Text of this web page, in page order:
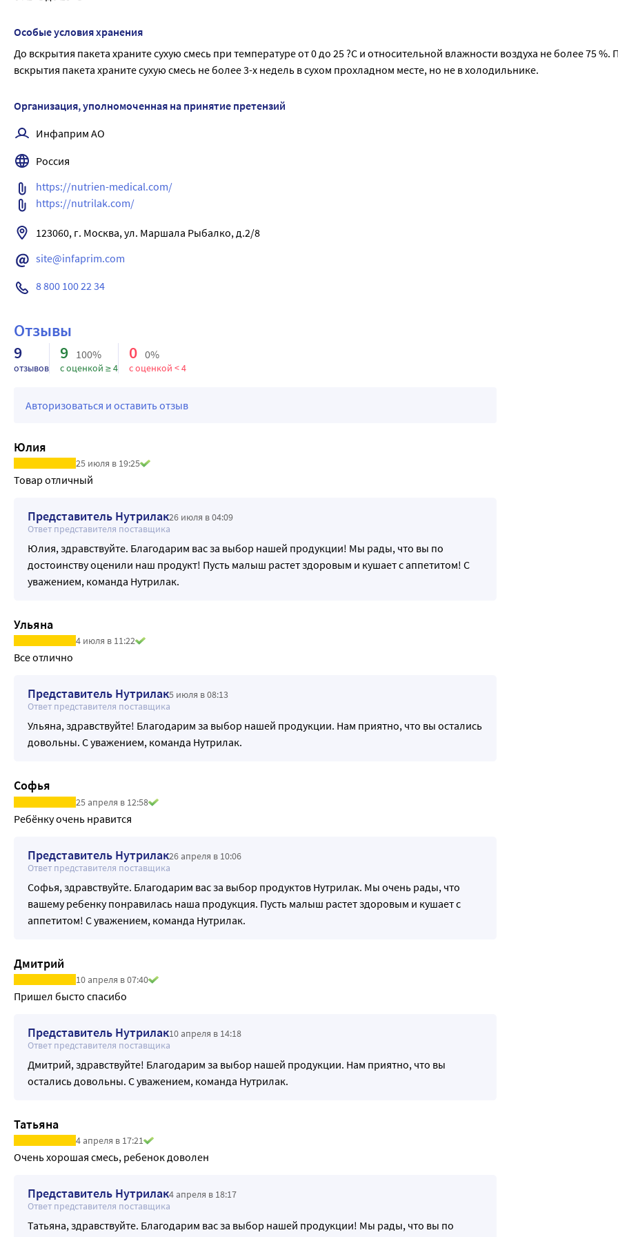
Особые условия хранения
До вскрытия пакета храните сухую смесь при температуре от 0 до 25 ?С и относительной влажности воздуха не более 75 %.
вскрытия пакета храните сухую смесь не более 3-х недель в сухом прохладном месте, но не в холодильнике.
Организация, уполномоченная на принятие претензий
Инфаприм АО
Россия
https://nutrien-medical.com/
https://nutrilak.com/
site@infaprim.com
8 800 100 22 34
Отзывы
9
отзывов
9 100%
с оценкой ≥ 4
0 0%
с оценкой < 4
Авторизоваться и оставить отзыв
Юлия
25 июля в 19:25
Товар отличный
Представитель Нутрилак26 июля в 04:09
Ответ представителя поставщика
Юлия, здравствуйте. Благодарим вас за выбор нашей продукции! Мы рады, что вы по
достоинству оценили наш продукт! Пусть малыш растет здоровым и кушает с аппетитом! С
уважением, команда Нутрилак.
Ульяна
4 июля в 11:22
Все отлично
Представитель Нутрилак5 июля в 08:13
Ответ представителя поставщика
Ульяна, здравствуйте! Благодарим за выбор нашей продукции. Нам приятно, что вы остались
довольны. С уважением, команда Нутрилак.
Софья
25 апреля в 12:58
Ребёнку очень нравится
Представитель Нутрилак26 апреля в 10:06
Ответ представителя поставщика
Софья, здравствуйте. Благодарим вас за выбор продуктов Нутрилак. Мы очень рады, что
вашему ребенку понравилась наша продукция. Пусть малыш растет здоровым и кушает с
аппетитом! С уважением, команда Нутрилак.
Дмитрий
10 апреля в 07:40
Пришел бысто спасибо
Представитель Нутрилак10 апреля в 14:18
Ответ представителя поставщика
Дмитрий, здравствуйте! Благодарим за выбор нашей продукции. Нам приятно, что вы
остались довольны. С уважением, команда Нутрилак.
Татьяна
4 апреля в 17:21
Очень хорошая смесь, ребенок доволен
Представитель Нутрилак4 апреля в 18:17
Ответ представителя поставщика
Татьяна, здравствуйте. Благодарим вас за выбор нашей продукции! Мы рады, что вы по